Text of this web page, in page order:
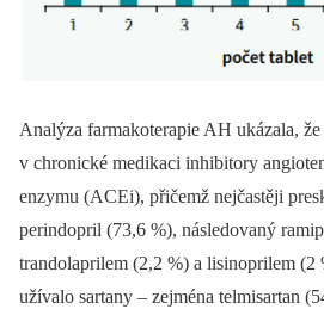
Analýza farmakoterapie AH ukázala,
v chronické medikaci inhibitory
enzymu (ACEi), přičemž nejčastěji
perindopril (73,6 %), následovaný
trandolaprilem (2,2 %) a lisinoprilem (2
užívalo sartany –⁠ zejména telmisartan